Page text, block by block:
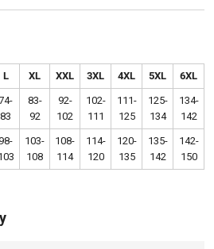
L XL XXL 3XL 4XL 5XL 6XL
83
83-
92
92-
102
102-
111
111-
125
125-
134
134-
142
103-
108
108-
114
114-
120
120-
135
135-
142
142-
150